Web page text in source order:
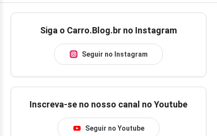
Siga o Carro.Blog.br no Instagram
Seguir no Instagram
Inscreva-se no nosso canal no Youtube
Seguir no Youtube